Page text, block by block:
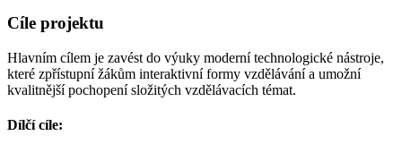
Cíle projektu
Hlavním cílem je zavést do výuky moderní technologické nástroje,
které zpřístupní žákům interaktivní formy vzdělávání a umožní
kvalitnější pochopení složitých vzdělávacích témat.
Dílčí cíle: